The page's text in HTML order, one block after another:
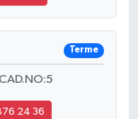
Terme
24 36